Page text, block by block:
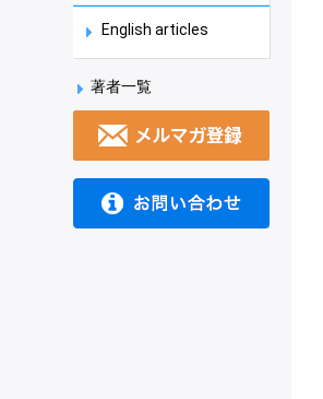
English articles
著者一覧